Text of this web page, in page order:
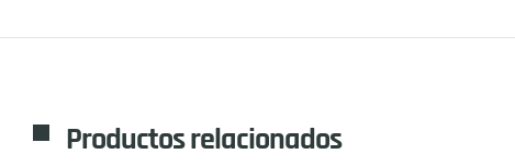
Productos relacionados